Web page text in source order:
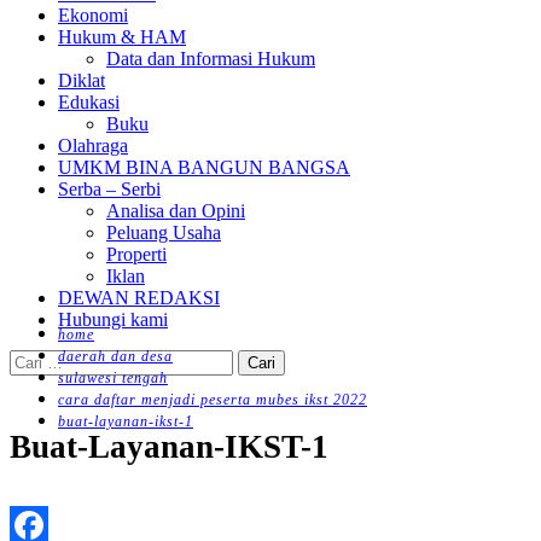
Ekonomi
Hukum & HAM
Data dan Informasi Hukum
Diklat
Edukasi
Buku
Olahraga
UMKM BINA BANGUN BANGSA
Serba – Serbi
Analisa dan Opini
Peluang Usaha
Properti
Iklan
DEWAN REDAKSI
Hubungi kami
Cari
untuk:
home
daerah dan desa
sulawesi tengah
cara daftar menjadi peserta mubes ikst 2022
buat-layanan-ikst-1
Buat-Layanan-IKST-1